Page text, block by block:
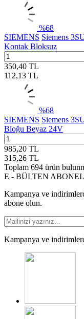
%68
SIEMENS Siemens
Kontak Bloksuz
350,40 TL
112,13 TL
%68
SIEMENS Siemens
Bloğu Beyaz 24V
985,20 TL
315,26 TL
Toplam 694 ürün
E - BÜLTEN
Kampanya ve
abone olun.
Kampanya ve